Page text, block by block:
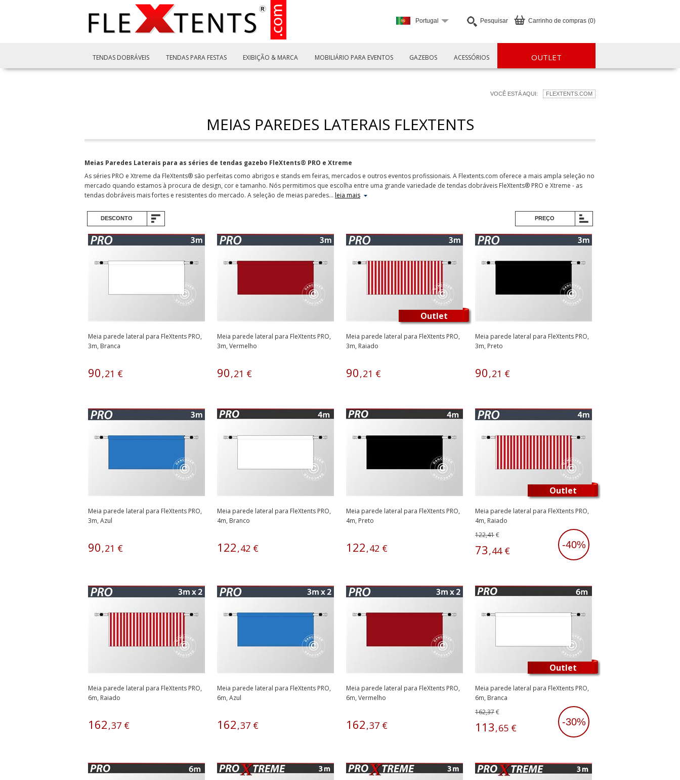
Carrinho de compras (0)
Pesquisar
Portugal
TENDAS DOBRÁVEIS TENDAS PARA FESTAS EXIBIÇÃO & MARCA MOBILIÁRIO PARA EVENTOS GAZEBOS ACESSÓRIOS OUTLET
VOCÊ ESTÁ AQUI: FLEXTENTS.COM
MEIAS PAREDES LATERAIS FLEXTENTS
Meias Paredes Laterais para as séries de tendas gazebo FleXtents® PRO e Xtreme
As séries PRO e Xtreme da FleXtents® são perfeitas como abrigos e stands em feiras, mercados e outros eventos profissionais. A Flextents.com oferece a mais ampla seleção no
mercado quando estamos à procura de design, cor e tamanho. Nós permitimos que escolha entre uma grande variedade de tendas dobráveis FleXtents® PRO e Xtreme - as
tendas dobráveis mais fortes e resistentes do mercado. A seleção de meias paredes… leia mais
DESCONTO PREÇO
Meia parede lateral para FleXtents PRO,
3m, Branca
90,21 €
Meia parede lateral para FleXtents PRO,
3m, Vermelho
90,21 €
Meia parede lateral para FleXtents PRO,
3m, Raiado
90,21 €
Outlet
Meia parede lateral para FleXtents PRO,
3m, Preto
90,21 €
Meia parede lateral para FleXtents PRO,
3m, Azul
90,21 €
Meia parede lateral para FleXtents PRO,
4m, Branco
122,42 €
Meia parede lateral para FleXtents PRO,
4m, Preto
122,42 €
Meia parede lateral para FleXtents PRO,
4m, Raiado
-40%
122,41€
73,44€
Outlet
Meia parede lateral para FleXtents PRO,
6m, Raiado
162,37 €
Meia parede lateral para FleXtents PRO,
6m, Azul
162,37 €
Meia parede lateral para FleXtents PRO,
6m, Vermelho
162,37 €
Meia parede lateral para FleXtents PRO,
6m, Branca
-30%
162,37€
113,65 €
Outlet